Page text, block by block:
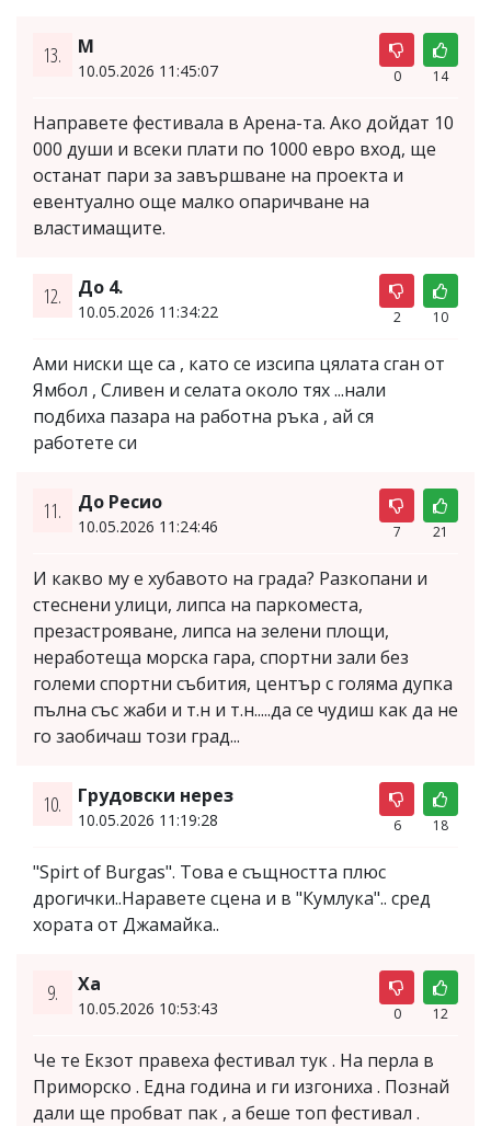
13. М
10.05.2026 11:45:07 0 14
Направете фестивала в Арена-та. Ако дойдат 10
000 души и всеки плати по 1000 евро вход, ще
останат пари за завършване на проекта и
евентуално още малко опаричване на
властимащите.
12. До 4.
10.05.2026 11:34:22 2 10
Ами ниски ще са , като се изсипа цялата сган от
Ямбол , Сливен и селата около тях ...нали
подбиха пазара на работна ръка , ай ся
работете си
11. До Ресио
10.05.2026 11:24:46 7 21
И какво му е хубавото на града? Разкопани и
стеснени улици, липса на паркоместа,
презастрояване, липса на зелени площи,
неработеща морска гара, спортни зали без
големи спортни събития, център с голяма дупка
пълна със жаби и т.н и т.н.....да се чудиш как да не
го заобичаш този град...
10. Грудовски нерез
10.05.2026 11:19:28 6 18
"Spirt of Burgas". Това е същността плюс
дрогички..Наравете сцена и в "Кумлука".. сред
хората от Джамайка..
9. Ха
10.05.2026 10:53:43 0 12
Че те Екзот правеха фестивал тук . На перла в
Приморско . Една година и ги изгониха . Познай
дали ще пробват пак , а беше топ фестивал .